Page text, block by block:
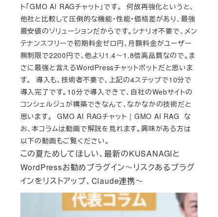
この夏ためしてほしい、最新のKUSANAGIと
WordPressお勧めプラグイン～リスクあるプラグ
インをリストアップ、Claude連携～
ト「GMO AI RAGチャット」です。 何故再強化というと、
他社と比較して圧倒的な機能・性能・価格差があり、最強
最安値のソリューションだからです。シナリオ不要で、メン
テナンスフリーで初期料金ゼロ円、月額料金がユーザー
無制限で2200円で、他より1.4～1.8倍高品質なので。ま
さに最強と言えるWordPressチャットボットだと思いま
す。 導入も、技術者不要で、上記の4ステップで10分で
導入完了です。10分で導入できて、自社のWebサイトの
コンシェルジュが構築できなんて、なかなかの技術だと
思います。 GMO AI RAGチャット | GMO AI RAG な
お、本コラムは動画で解説を見れます。興味がある方は
以下の動画もご覧ください。